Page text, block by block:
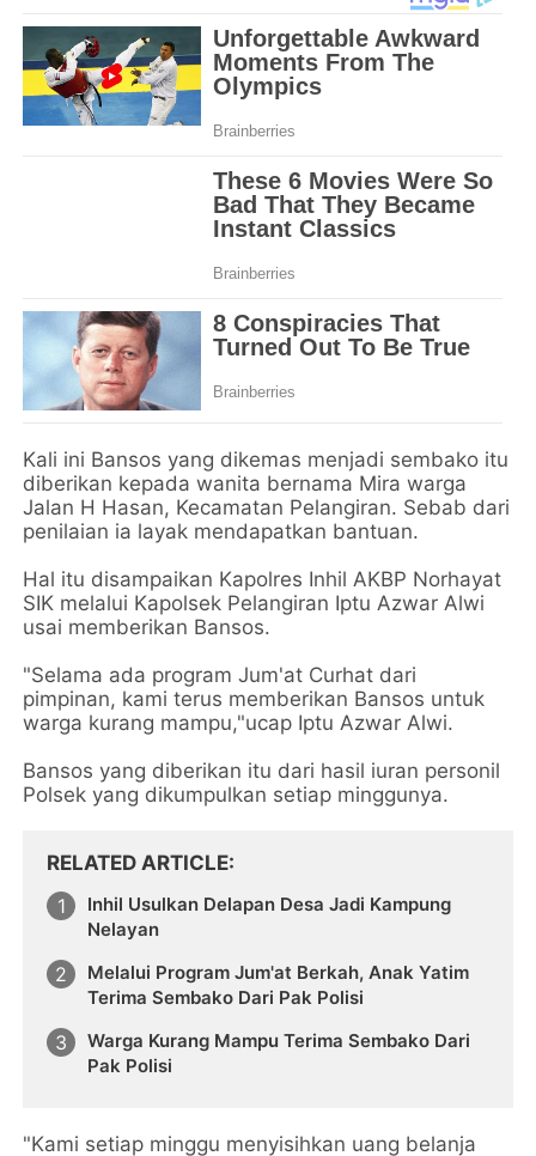
Kali ini Bansos yang dikemas menjadi sembako itu
diberikan kepada wanita bernama Mira warga
Jalan H Hasan, Kecamatan Pelangiran. Sebab dari
penilaian ia layak mendapatkan bantuan.
Hal itu disampaikan Kapolres Inhil AKBP Norhayat
SIK melalui Kapolsek Pelangiran Iptu Azwar Alwi
usai memberikan Bansos.
"Selama ada program Jum'at Curhat dari
pimpinan, kami terus memberikan Bansos untuk
warga kurang mampu,"ucap Iptu Azwar Alwi.
Bansos yang diberikan itu dari hasil iuran personil
Polsek yang dikumpulkan setiap minggunya.
RELATED ARTICLE
Inhil Usulkan Delapan Desa Jadi Kampung
Nelayan
Melalui Program Jum'at Berkah, Anak Yatim
Terima Sembako Dari Pak Polisi
Warga Kurang Mampu Terima Sembako Dari
Pak Polisi
"Kami setiap minggu menyisihkan uang belanja